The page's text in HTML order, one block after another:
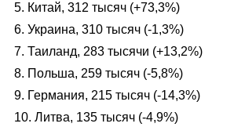
5. Китай, 312 тысяч (+73,3%)
6. Украина, 310 тысяч (-1,3%)
7. Таиланд, 283 тысячи (+13,2%)
8. Польша, 259 тысяч (-5,8%)
9. Германия, 215 тысяч (-14,3%)
10. Литва, 135 тысяч (-4,9%)